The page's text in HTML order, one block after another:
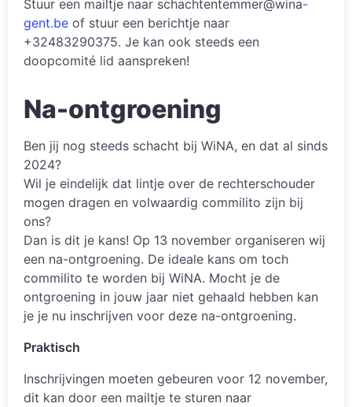
Stuur een mailtje naar schachtentemmer@wina-
gent.be of stuur een berichtje naar
+32483290375. Je kan ook steeds een
doopcomité lid aanspreken!
Na-ontgroening
Ben jij nog steeds schacht bij WiNA, en dat al sinds
2024?
Wil je eindelijk dat lintje over de rechterschouder
mogen dragen en volwaardig commilito zijn bij
ons?
Dan is dit je kans! Op 13 november organiseren wij
een na-ontgroening. De ideale kans om toch
commilito te worden bij WiNA. Mocht je de
ontgroening in jouw jaar niet gehaald hebben kan
je je nu inschrijven voor deze na-ontgroening.
Praktisch
Inschrijvingen moeten gebeuren voor 12 november,
dit kan door een mailtje te sturen naar